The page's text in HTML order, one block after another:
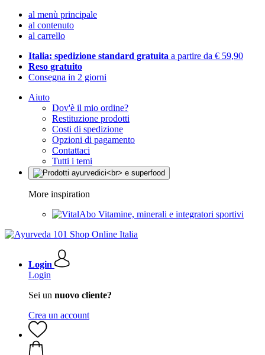
al menù principale
al contenuto
al carrello
Italia: spedizione standard gratuita a partire da € 59,90
Reso gratuito
Consegna in 2 giorni
Aiuto
Dov'è il mio ordine?
Restituzione prodotti
Costi di spedizione
Opzioni di pagamento
Contattaci
Tutti i temi
More inspiration
Vitamine, minerali e integratori sportivi
Login
Login
Sei un nuovo cliente?
Crea un account